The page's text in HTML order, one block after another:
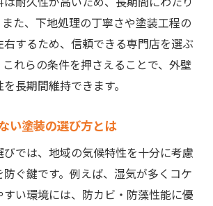
た、下地処理の丁寧さや塗装工程の
するため、信頼できる専門店を選ぶ
これらの条件を押さえることで、外壁
長期間維持できます。
い塗装の選び方とは
では、地域の気候特性を十分に考慮
ぐ鍵です。例えば、湿気が多くコケ
い環境には、防カビ・防藻性能に優